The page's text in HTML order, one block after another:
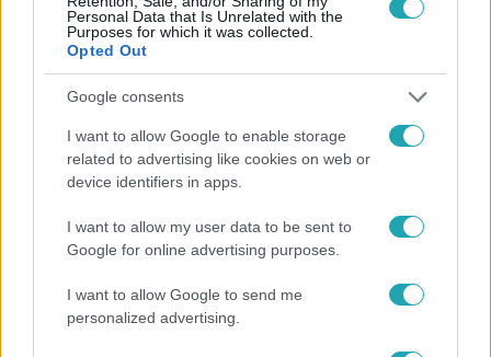
Personal Data that Is Unrelated with the
Purposes for which it was collected.
Opted Out
Google consents
I want to allow Google to enable storage
related to advertising like cookies on web or
device identifiers in apps.
I want to allow my user data to be sent to
Google for online advertising purposes.
I want to allow Google to send me
personalized advertising.
Népszerű